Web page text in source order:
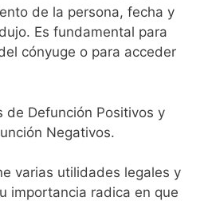
de la persona, fecha y
Es fundamental para
cónyuge o para acceder
de Defunción Positivos y
Negativos.
varias utilidades legales y
importancia radica en que